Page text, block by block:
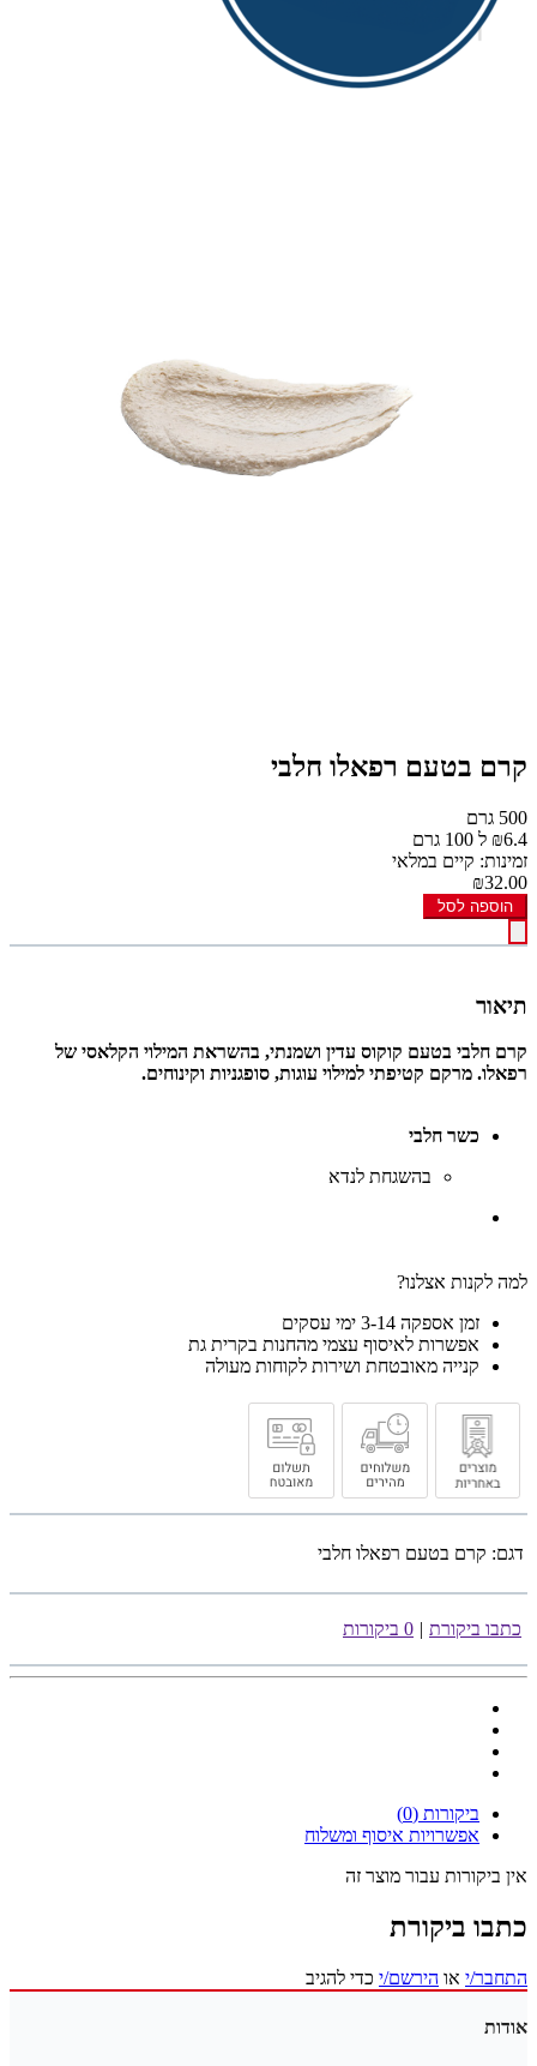
קרם בטעם רפאלו חלבי
500 גרם
₪6.4 ל 100 גרם
זמינות: קיים במלאי
₪32.00
הוספה לסל
תיאור
קרם חלבי בטעם קוקוס עדין ושמנתי, בהשראת המילוי הקלאסי של
רפאלו. מרקם קטיפתי למילוי עוגות, סופגניות וקינוחים.
כשר חלבי
בהשגחת לנדא
למה לקנות אצלנו?
זמן אספקה 3-14 ימי עסקים
אפשרות לאיסוף עצמי מהחנות בקרית גת
קנייה מאובטחת ושירות לקוחות מעולה
דגם: קרם בטעם רפאלו חלבי
כתבו ביקורת | 0 ביקורות
ביקורות (0)
אפשרויות איסוף ומשלוח
אין ביקורות עבור מוצר זה
כתבו ביקורת
התחבר/י או הירשם/י כדי להגיב
אודות